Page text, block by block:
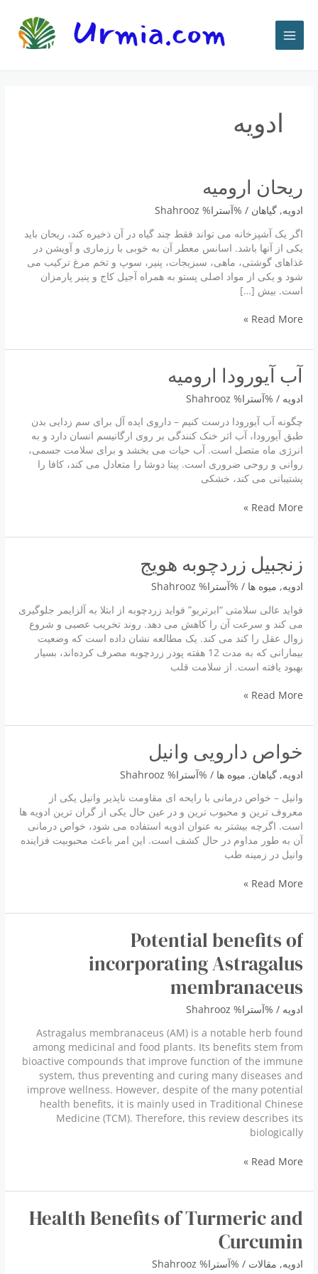
ادویه
ريحان اروميه
ادویه,گياهان / %آسترا% Shahrooz
اگر یک آشپزخانه می تواند فقط چند گیاه در آن ذخیره کند، ریحان باید
یکی از آنها باشد. اسانس معطر آن به خوبی با رزماری و آویشن در
غذاهای گوشتی، ماهی، سبزیجات، پنیر، سوپ و تخم مرغ ترکیب می
شود و یکی از مواد اصلی پستو به همراه آجیل کاج و پنیر پارمزان
است. بیش […]
ريحان
Read More »
آب آیورودا اروميه
ادویه / %آسترا% Shahrooz
چگونه آب آیورودا درست کنیم – داروی ایده آل برای سم زدایی بدن
طبق آیورودا، آب اثر خنک کنندگی بر روی ارگانیسم انسان دارد و به
انرژی ماه متصل است. آب حیات می بخشد و برای سلامت جسمی،
روانی و روحی ضروری است. پیتا دوشا را متعادل می کند، کافا را
پشتیبانی می کند، خشکی
آب
اروميه
Read More »
زنجبیل زردچوبه هویج
ادویه, میوه ها / %آسترا% Shahrooz
فواید عالی سلامتی “ابرتریو” فواید زردچوبه از ابتلا به آلزایمر جلوگیری
می کند و سرعت آن را کاهش می دهد. روند تخریب عصبی و شروع
زوال عقل را کند می کند. یک مطالعه نشان داده است که وضعیت
بیمارانی که به مدت 12 هفته پودر زردچوبه مصرف کرده‌اند، بسیار
بهبود یافته است. از سلامت قلب
زنجبیل
هویج
Read More »
خواص دارويى وانيل
ادویه,گياهان, میوه ها / %آسترا% Shahrooz
وانیل – خواص درمانی با رایحه ای مقاومت ناپذیر وانیل یکی از
معروف ترین و محبوب ترین و در عین حال یکی از گران ترین ادویه ها
است. اگرچه بیشتر به عنوان ادویه استفاده می شود، خواص درمانی
آن به طور مداوم در حال کشف است. این امر باعث محبوبیت فزاینده
وانیل در زمینه طب
خواص
وانيل
Read More »
Potential benefits of
incorporating Astragalus
membranaceus
ادویه / %آسترا% Shahrooz
Astragalus membranaceus (AM) is a notable herb found
among medicinal and food plants. Its benefits stem from
bioactive compounds that improve function of the immune
system, thus preventing and curing many diseases and
improve wellness. However, despite of the many potential
health benefits, it is mainly used in Traditional Chinese
Medicine (TCM). Therefore, this review describes its
biologically
Potential
of
Astragalus
membranaceus
Read More »
Health Benefits of Turmeric and
Curcumin
ادویه, مقالات / %آسترا% Shahrooz